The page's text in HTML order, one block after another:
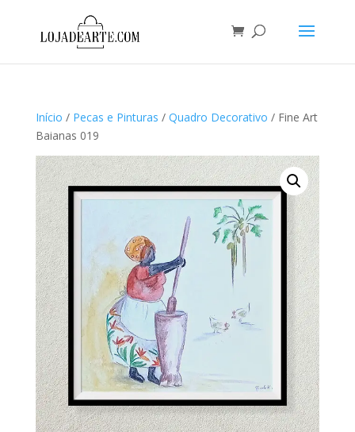
Início / Pecas e Pinturas / Quadro Decorativo / Fine Art
Baianas 019